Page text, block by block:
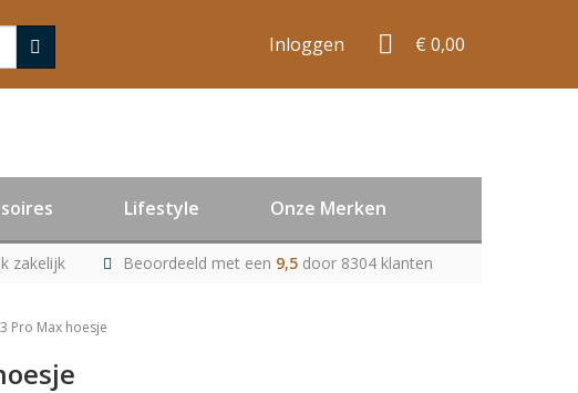
Inloggen € 0,00
Lifestyle Onze Merken
zakelijk Beoordeeld met een 9,5 door 8304 klanten
Pro Max hoesje